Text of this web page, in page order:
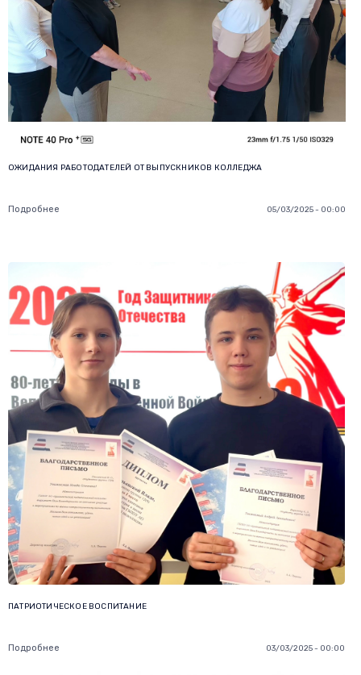
ОЖИДАНИЯ РАБОТОДАТЕЛЕЙ ОТ ВЫПУСКНИКОВ КОЛЛЕДЖА
Подробнее 05/03/2025 - 00:00
ПАТРИОТИЧЕСКОЕ ВОСПИТАНИЕ
Подробнее 03/03/2025 - 00:00